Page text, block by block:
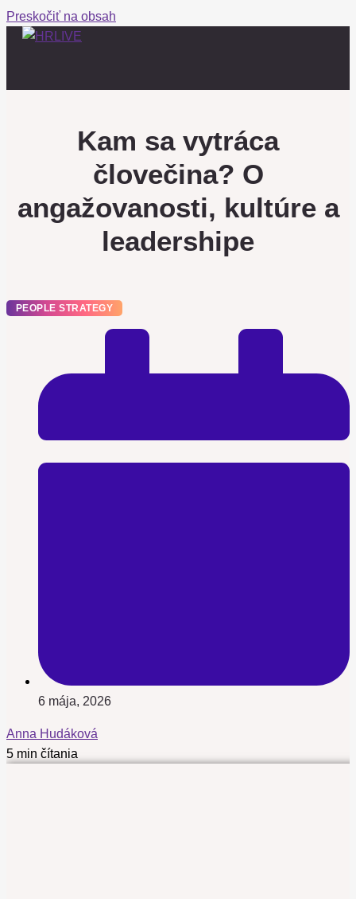
Preskočiť na obsah
Kam sa vytráca
človečina? O
angažovanosti, kultúre a
leadershipe
PEOPLE STRATEGY
6 mája, 2026
Anna Hudáková
5 min čítania